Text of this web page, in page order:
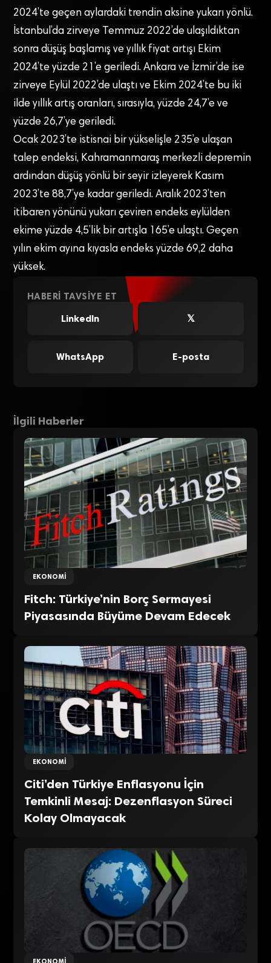
2024’te geçen aylardaki trendin aksine yukarı yönlü.
İstanbul’da zirveye Temmuz 2022’de ulaşıldıktan
sonra düşüş başlamış ve yıllık fiyat artışı Ekim
2024’te yüzde 21’e geriledi. Ankara ve İzmir’de ise
zirveye Eylül 2022’de ulaştı ve Ekim 2024’te bu iki
ilde yıllık artış oranları, sırasıyla, yüzde 24,7’e ve
yüzde 26,7’ye geriledi.
Ocak 2023’te istisnai bir yükselişle 235’e ulaşan
talep endeksi, Kahramanmaraş merkezli depremin
ardından düşüş yönlü bir seyir izleyerek Kasım
2023’te 88,7’ye kadar geriledi. Aralık 2023’ten
itibaren yönünü yukarı çeviren endeks eylülden
ekime yüzde 4,5’lik bir artışla 165’e ulaştı. Geçen
yılın ekim ayına kıyasla endeks yüzde 69,2 daha
yüksek.
HABERI TAVSIYE ET
LinkedIn
𝕏
WhatsApp E-posta
İlgili Haberler
EKONOMI
Fitch: Türkiye’nin Borç Sermayesi
Piyasasında Büyüme Devam Edecek
EKONOMI
Citi’den Türkiye Enflasyonu İçin
Temkinli Mesaj: Dezenflasyon Süreci
Kolay Olmayacak
EKONOMI